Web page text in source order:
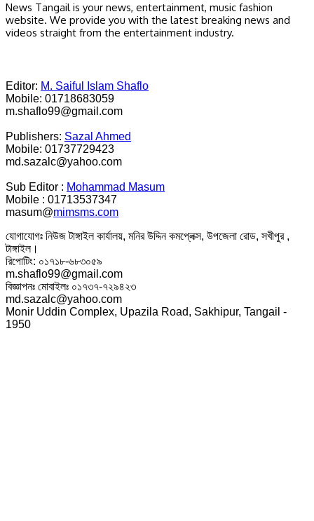
News Tangail is your news, entertainment, music fashion
website. We provide you with the latest breaking news and
videos straight from the entertainment industry.
Editor: M. Saiful Islam Shaflo
Mobile: 01718683059
m.shaflo99@gmail.com
Publishers: Sazal Ahmed
Mobile: 01737729423
md.sazalc@yahoo.com
Sub Editor : Mohammad Masum
Mobile : 01713537347
masum@mimsms.com
যোগাযোগঃ নিউজ টাঙ্গাইল কার্যালয়, মনির উদ্দিন কমপ্লেক্স, উপজেলা রোড, সখীপুর ,
টাঙ্গাইল।
রিপোটিং: ০১৭১৮-৬৮৩০৫৯
m.shaflo99@gmail.com
বিজ্ঞাপনঃ মোবাইলঃ ০১৭৩৭-৭২৯৪২৩
md.sazalc@yahoo.com
Monir Uddin Complex, Upazila Road, Sakhipur, Tangail -
1950